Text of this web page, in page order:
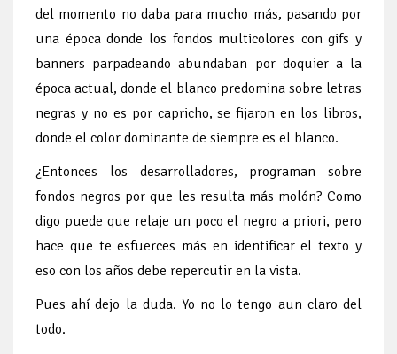
del momento no daba para mucho más, pasando por
una época donde los fondos multicolores con gifs y
banners parpadeando abundaban por doquier a la
época actual, donde el blanco predomina sobre letras
negras y no es por capricho, se fijaron en los libros,
donde el color dominante de siempre es el blanco.
¿Entonces los desarrolladores, programan sobre
fondos negros por que les resulta más molón? Como
digo puede que relaje un poco el negro a priori, pero
hace que te esfuerces más en identificar el texto y
eso con los años debe repercutir en la vista.
Pues ahí dejo la duda. Yo no lo tengo aun claro del
todo.